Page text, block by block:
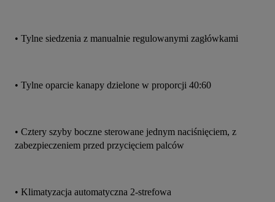
• Tylne siedzenia z manualnie regulowanymi zagłówkami
• Tylne oparcie kanapy dzielone w proporcji 40:60
• Cztery szyby boczne sterowane jednym naciśnięciem, z
zabezpieczeniem przed przycięciem palców
• Klimatyzacja automatyczna 2-strefowa